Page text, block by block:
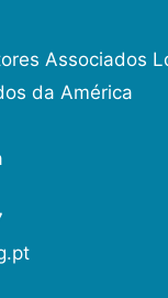
Associados
da América